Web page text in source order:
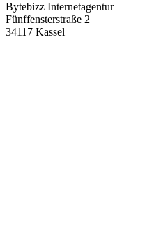
Bytebizz Internetagentur
Fünffensterstraße 2
34117 Kassel